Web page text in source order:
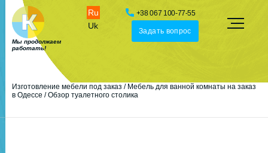
Мы продолжаем
работать!
Uk
Ru +38 067 100-77-55
Задать вопрос
Изготовление мебели под заказ / Мебель для ванной комнаты на заказ
в Одессе /Обзор туалетного столика